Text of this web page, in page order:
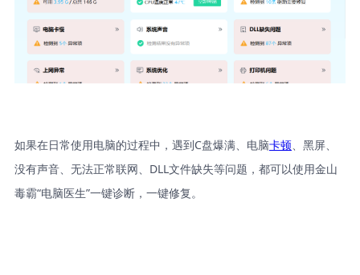
如果在日常使用电脑的过程中，遇到C盘爆满、电脑卡顿、黑屏、
没有声音、无法正常联网、DLL文件缺失等问题，都可以使用金山
毒霸“电脑医生”一键诊断，一键修复。